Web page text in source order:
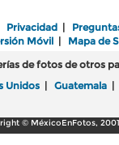
Privacidad |
Móvil| Mapa de
de fotos de otros
Unidos | Guatemala |
© MéxicoEnFotos,